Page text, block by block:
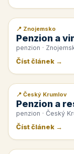
📰 PR článek
📍 Znojemsko
Penzion a
penzion ·
Číst článek →
📰 PR článek
📍 Český Krumlov
Penzion a
penzion · Český
Číst článek →